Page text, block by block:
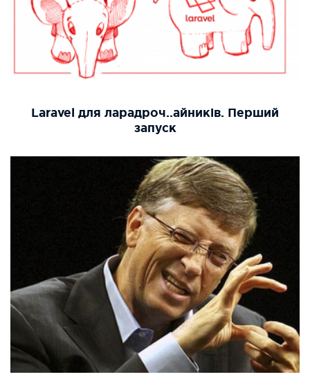
Laravel для ларадроч..айників. Перший
запуск